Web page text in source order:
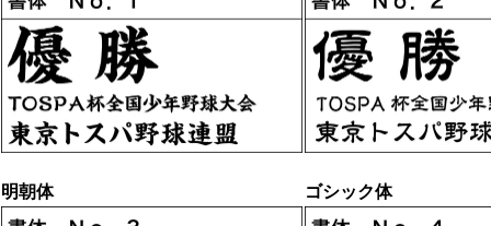
明朝体 ゴシック体